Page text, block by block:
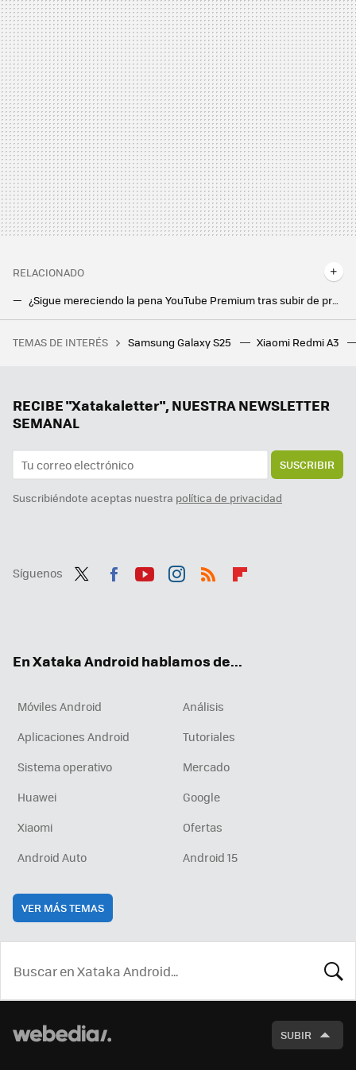
RELACIONADO
¿Sigue mereciendo la pena YouTube Premium tras subir de precio? Así queda frente a Spotify, Tidal, Amazon Music y Apple Music
Ya no pago Spotify y cancelé otras suscripciones. YouTube Premium se queda, y hay un buen motivo
Estamos cada vez más cerca de tener un ‘Bizum europeo’. La clave está en la interconexión entre plataformas
TEMAS DE INTERÉS Samsung Galaxy S25 Xiaomi Redmi A3
RECIBE "Xatakaletter", NUESTRA NEWSLETTER
SEMANAL
SUSCRIBIR
Suscribiéndote aceptas nuestra política de privacidad
Síguenos
En Xataka Android hablamos de...
Móviles Android
Análisis
Aplicaciones Android
Tutoriales
Sistema operativo
Mercado
Huawei
Google
Xiaomi
Ofertas
Android Auto
Android 15
VER MÁS TEMAS
SUBIR